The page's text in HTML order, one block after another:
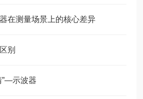
在测量场景上的核心差异
别
”—示波器